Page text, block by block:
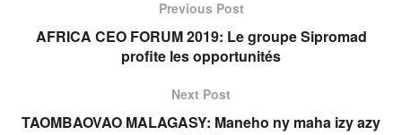
Previous Post
AFRICA CEO FORUM 2019: Le groupe Sipromad
profite les opportunités
Next Post
TAOMBAOVAO MALAGASY: Maneho ny maha izy azy